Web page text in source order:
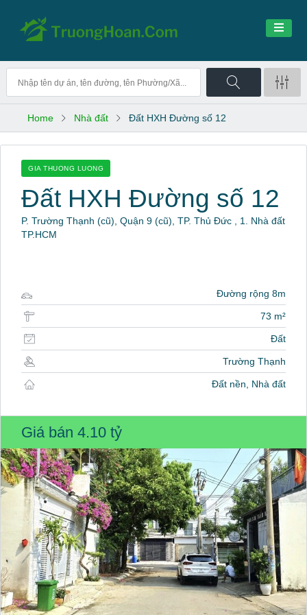
Home Nhà đất Đất HXH Đường số 12
GIA THUONG LUONG
Đất HXH Đường số 12
P. Trường Thạnh (cũ), Quận 9 (cũ), TP. Thủ Đức , 1. Nhà đất
TP.HCM
Đường rộng 8m
73 m²
Đất
Trường Thạnh
Đất nền, Nhà đất
Giá bán 4.10 tỷ